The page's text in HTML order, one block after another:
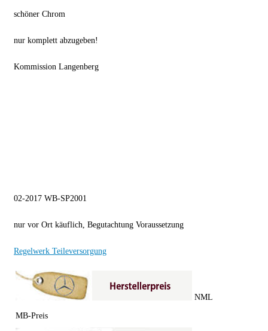
schöner Chrom
nur komplett abzugeben!
Kommission Langenberg
02-2017 WB-SP2001
nur vor Ort käuflich, Begutachtung Voraussetzung
Regelwerk Teileversorgung
MB-Preis
NML